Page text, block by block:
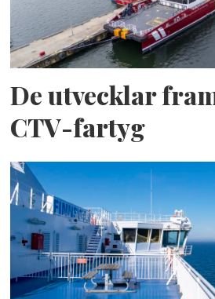
De utvecklar
CTV-fartyg